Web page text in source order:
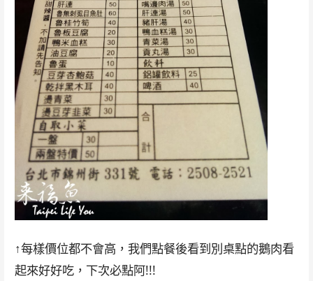
↑每樣價位都不會高，我們點餐後看到別桌點的鵝肉看
起來好好吃，下次必點阿!!!